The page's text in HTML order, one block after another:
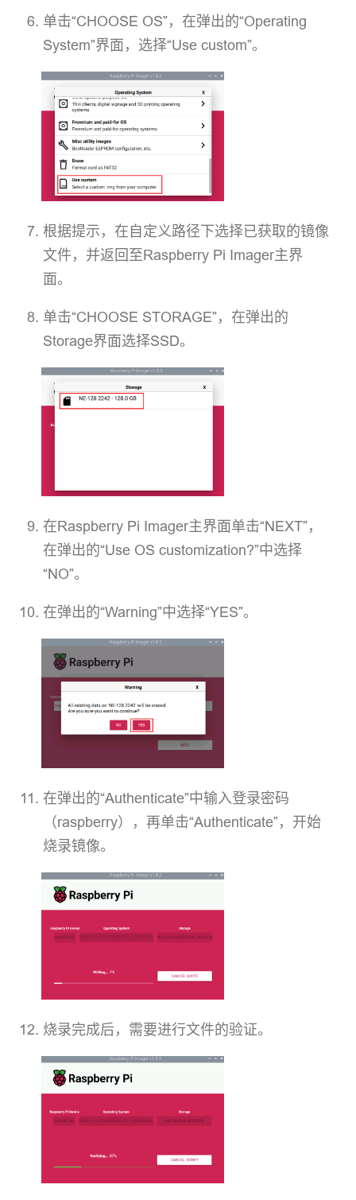
单击“CHOOSE OS”，在弹出的“Operating
System”界面，选择“Use custom”。
根据提示，在自定义路径下选择已获取的镜像
文件，并返回至Raspberry Pi Imager主界
面。
单击“CHOOSE STORAGE”，在弹出的
Storage界面选择SSD。
在Raspberry Pi Imager主界面单击“NEXT”，
在弹出的“Use OS customization?”中选择
“NO”。
在弹出的“Warning”中选择“YES”。
在弹出的“Authenticate”中输入登录密码
（raspberry），再单击“Authenticate”，开始
烧录镜像。
烧录完成后，需要进行文件的验证。